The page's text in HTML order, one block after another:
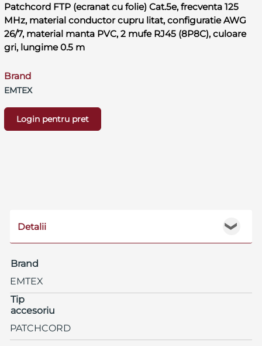
Patchcord FTP (ecranat cu folie) Cat.5e, frecventa 125
MHz, material conductor cupru litat, configuratie AWG
26/7, material manta PVC, 2 mufe RJ45 (8P8C), culoare
gri, lungime 0.5 m
Brand
EMTEX
Login pentru pret
❯
Detalii
Brand
EMTEX
Tip
accesoriu
PATCHCORD